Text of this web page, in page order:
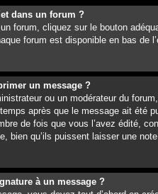
dans un forum ?
forum, cliquez sur le bouton
forum est disponible en bas de
un message ?
ou un modérateur du
après que le message ait été
de fois que vous l’avez édité,
bien qu’ils puissent laisser une
à un message ?